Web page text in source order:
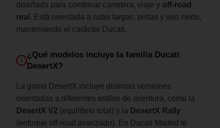
diseñada para combinar carretera, viaje y off-road
real . Está orientada a rutas largas, pistas y uso mixto,
manteniendo el carácter Ducati.
i
¿Qué modelos incluye la familia Ducati
DesertX?
La gama DesertX incluye distintas versiones
orientadas a diferentes estilos de aventura, como la
DesertX V2 (equilibrio total) y la DesertX Rally
(enfoque off-road avanzado). En Ducati Madrid te